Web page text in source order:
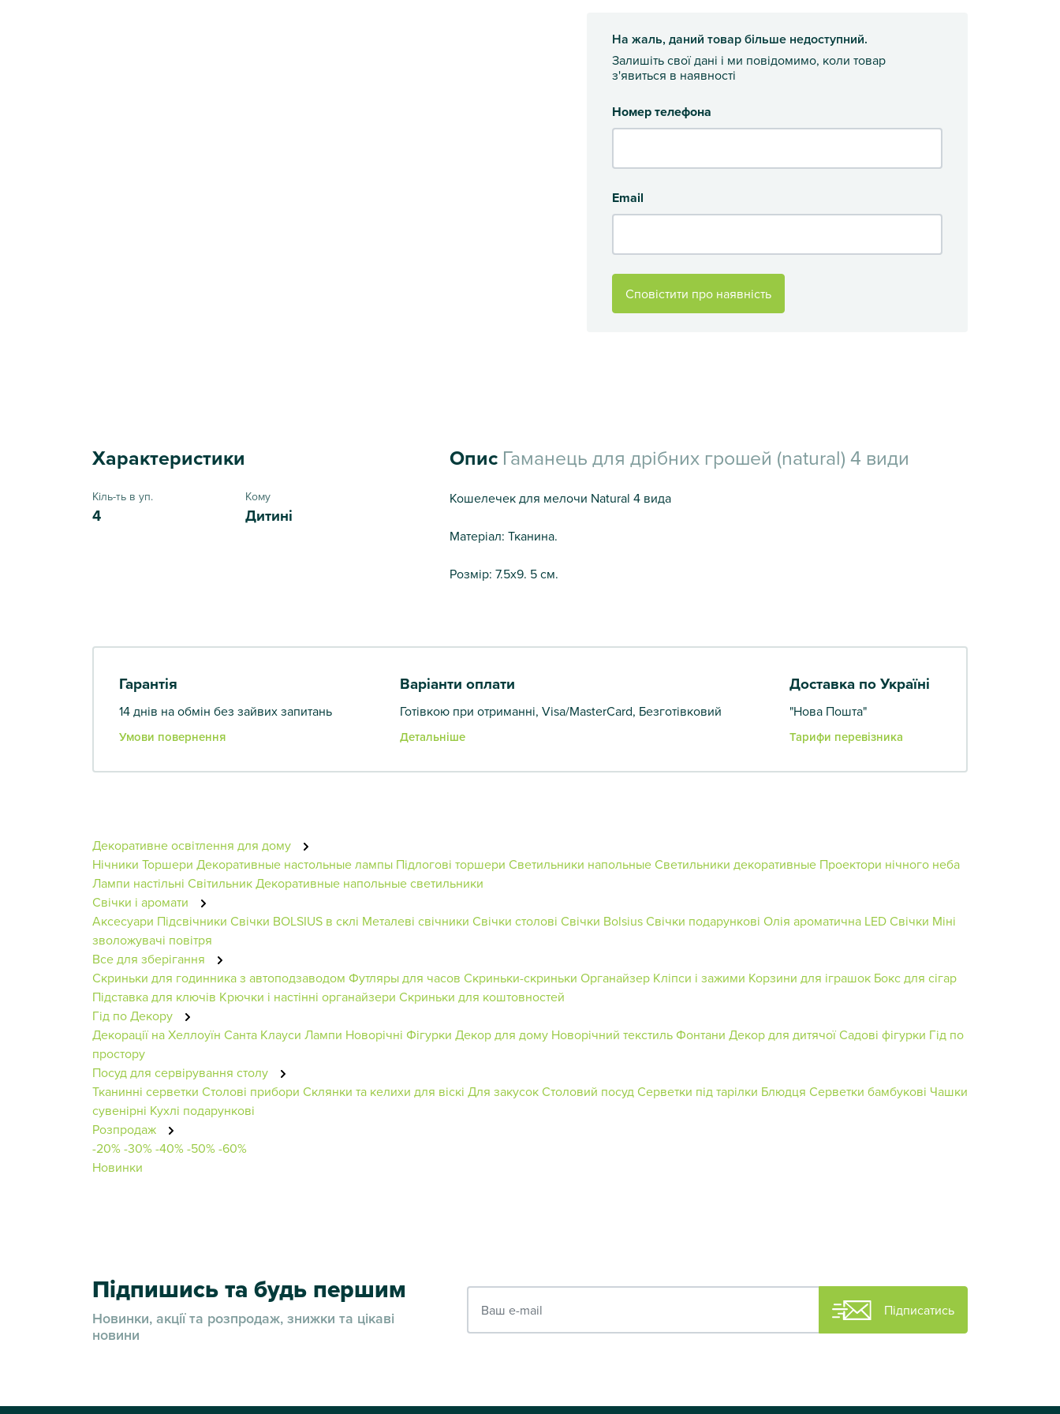
На жаль, даний товар більше недоступний.
Залишіть свої дані і ми повідомимо, коли товар
з'явиться в наявності
Номер телефона
Email
Сповістити про наявність
Характеристики
Кіль-ть в уп.
4
Кому
Дитині
Опис Гаманець для дрібних грошей (natural) 4 види
Кошелечек для мелочи Natural 4 вида
Матеріал: Тканина.
Розмір: 7.5х9. 5 см.
Гарантія
14 днів на обмін без зайвих запитань
Умови повернення
Варіанти оплати
Готівкою при отриманні, Visa/MasterCard, Безготівковий
Детальніше
Доставка по Україні
"Нова Пошта"
Тарифи перевізника
Декоративне освітлення для дому
Нічники Торшери Декоративные настольные лампы Підлогові торшери Светильники напольныеСветильники декоративные Проектори нічного неба
Лампи настільні СвітильникДекоративные напольные светильники
Свічки і аромати
Аксесуари Підсвічники Свічки BOLSIUS в склі Металеві свічники Свічки столові Свічки BolsiusСвічки подарункові Олія ароматична LED Свічки Міні
зволожувачі повітря
Все для зберігання
Скриньки для годинника з автоподзаводом Футляры для часов Скриньки-скриньки Органайзер Кліпси і зажими Корзини для іграшок Бокс для сігар
Підставка для ключів Крючки і настінні органайзери Скриньки для коштовностей
Гід по Декору
Декорації на Хеллоуїн Санта Клауси Лампи Новорічні Фігурки Декор для дому Новорічний текстильФонтани Декор для дитячоїСадові фігурки Гід по
простору
Посуд для сервірування столу
Тканинні серветки Столові прибори Склянки та келихи для віскі Для закусокСтоловий посудСерветки під тарілки Блюдця Серветки бамбукові Чашки
сувенірні Кухлі подарункові
Розпродаж
-20%-30%-40%-50%-60%
Новинки
Підпишись та будь першим
Новинки, акції та розпродаж, знижки та цікаві
новини
Підписатись